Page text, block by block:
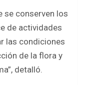
se conserven los
de actividades
las condiciones
de la flora y
detalló.